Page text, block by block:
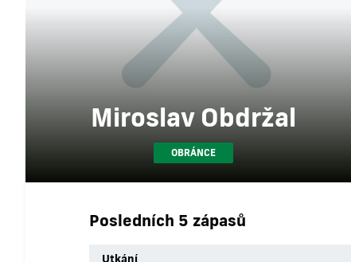
Miroslav Obdržal
OBRÁNCE
Posledních 5 zápasů
Utkání